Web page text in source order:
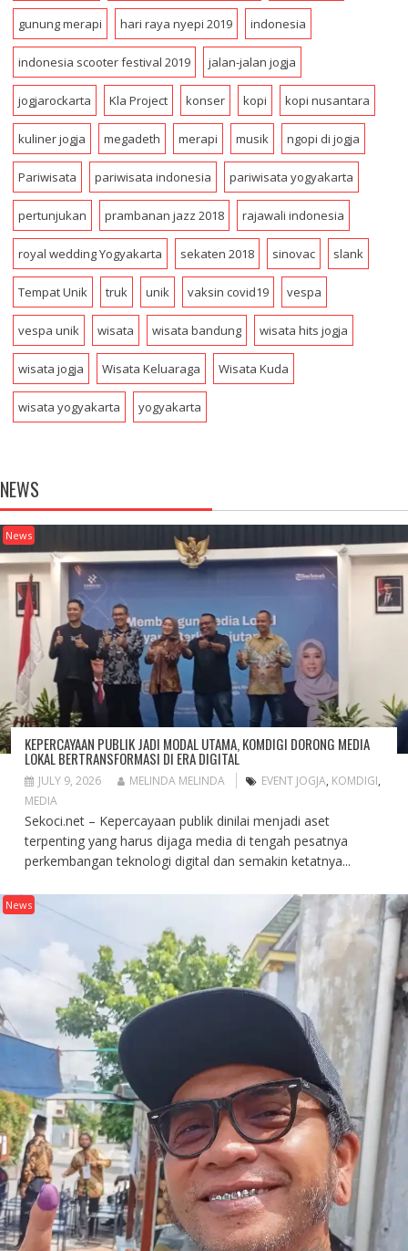
s
gunung merapi hari raya nyepi 2019 indonesia
indonesia scooter festival 2019 jalan-jalan jogja
jogjarockarta Kla Project konser kopi kopi nusantara
kuliner jogja megadeth merapi musik ngopi di jogja
Pariwisata pariwisata indonesia pariwisata yogyakarta
pertunjukan prambanan jazz 2018 rajawali indonesia
royal wedding Yogyakarta sekaten 2018 sinovac slank
Tempat Unik truk unik vaksin covid19 vespa
vespa unik wisata wisata bandung wisata hits jogja
wisata jogja Wisata Keluaraga Wisata Kuda
wisata yogyakarta yogyakarta
NEWS
News
KEPERCAYAAN PUBLIK JADI MODAL UTAMA, KOMDIGI DORONG MEDIA
LOKAL BERTRANSFORMASI DI ERA DIGITAL
JULY 9, 2026 MELINDA MELINDA EVENT JOGJA, KOMDIGI,
MEDIA
Sekoci.net – Kepercayaan publik dinilai menjadi aset
terpenting yang harus dijaga media di tengah pesatnya
perkembangan teknologi digital dan semakin ketatnya...
News